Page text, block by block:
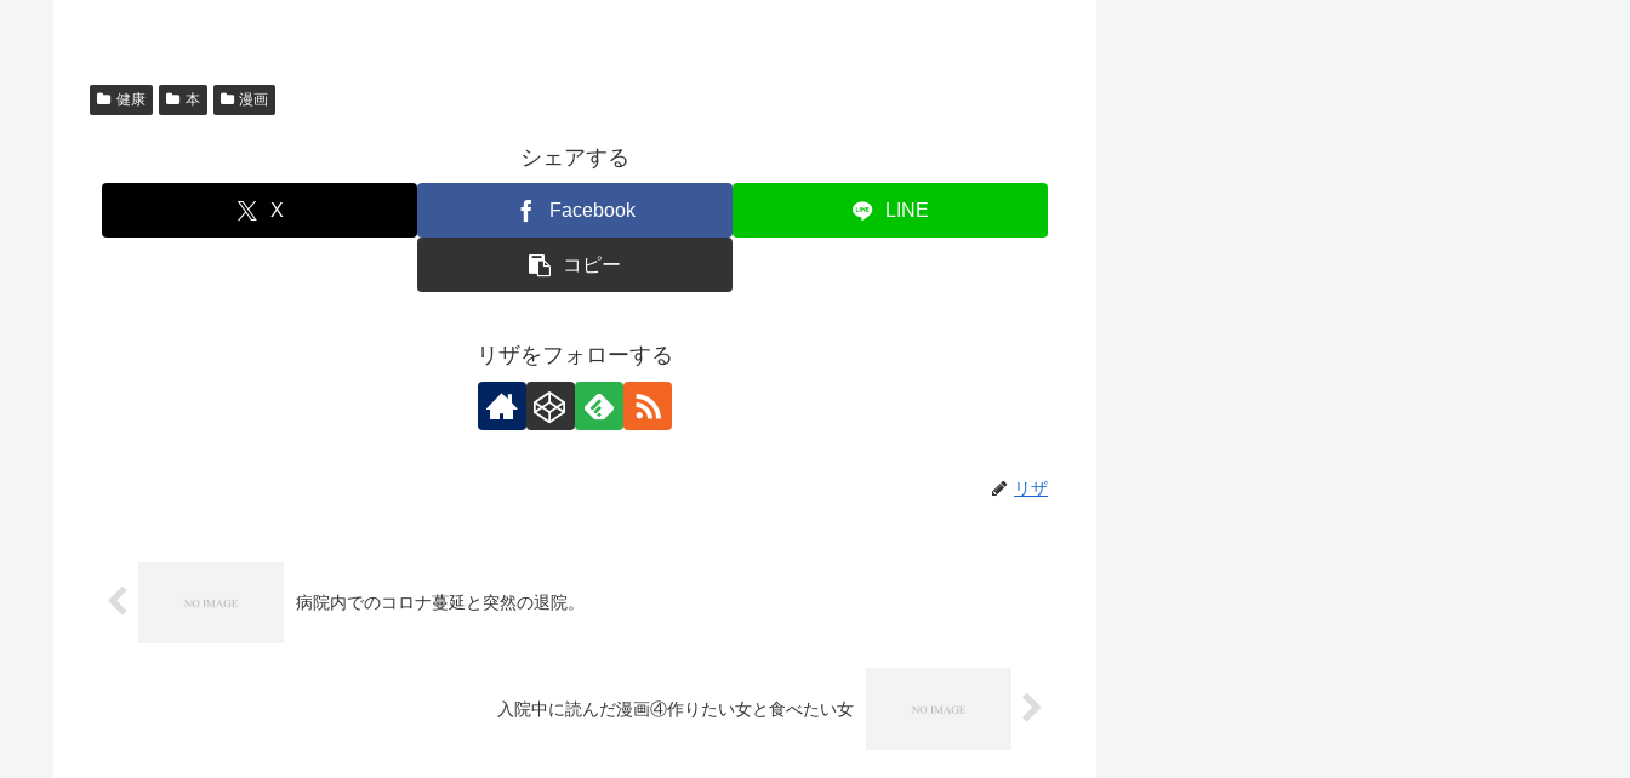
健康 本 漫画
シェアする
X Facebook LINE
コピー
リザをフォローする
リザ
病院内でのコロナ蔓延と突然の退院。
入院中に読んだ漫画④作りたい女と食べたい女